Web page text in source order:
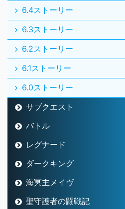
6.4ストーリー
6.3ストーリー
6.2ストーリー
6.1ストーリー
6.0ストーリー
サブクエスト
バトル
レグナード
ダークキング
海冥主メイヴ
聖守護者の闘戦記